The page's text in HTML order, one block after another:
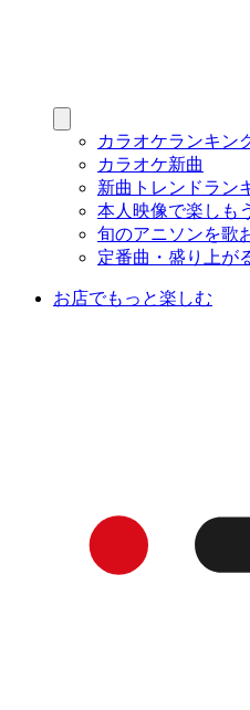
カラオケランキン
カラオケ新曲
新曲トレンドラン
本人映像で楽しも
旬のアニソンを歌
定番曲・盛り上が
お店でもっと楽しむ